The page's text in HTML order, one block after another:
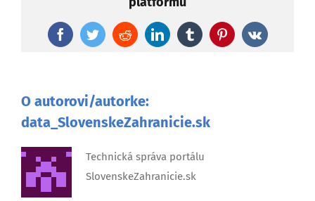
FacebookTwitterRedditLinkedInTumblr Pinterest
Vk
O autorovi/autorke:
data_SlovenskeZahranicie.sk
Technická správa portálu
SlovenskeZahranicie.sk